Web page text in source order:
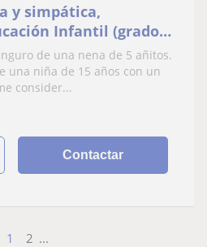
y simpática,
Infantil (grado
e inglés) y
de una nena de 5 añitos.
una niña de 15 años con un
consider...
Contactar
1 2 ...